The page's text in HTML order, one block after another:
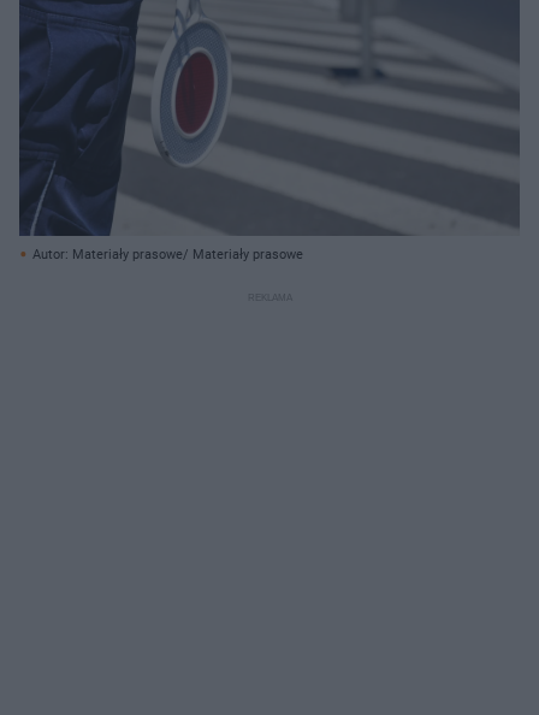
Autor: Materiały prasowe/ Materiały prasowe